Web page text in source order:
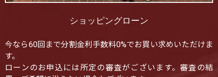
ショッピングローン
今なら60回まで分割金利手数料0%でお買い求めいただけま
す。
ローンのお申込には所定の審査がございます。審査の結